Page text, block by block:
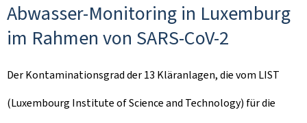
Abwasser-Monitoring in Luxemburg
im Rahmen von SARS-CoV-2
Der Kontaminationsgrad der 13 Kläranlagen, die vom LIST
(Luxembourg Institute of Science and Technology) für die